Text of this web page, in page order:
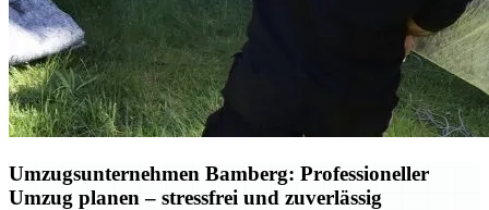
Umzugsunternehmen Bamberg: Professioneller
Umzug planen – stressfrei und zuverlässig